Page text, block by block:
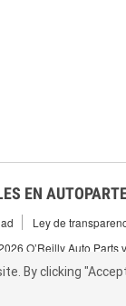
By clicking
EN
Ley de
O’Reilly Auto Parts
By clicking